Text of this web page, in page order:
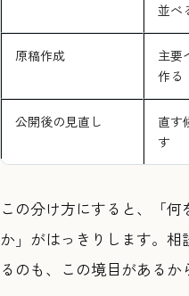
並べ
原稿作成
主要
作る
公開後の見直し
直す
す
この分け方にすると、「
か」がはっきりします。相
るのも、この境目があるか